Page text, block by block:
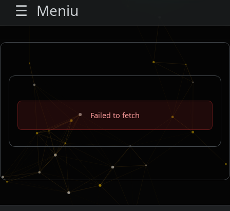
☰ Meniu
Failed to fetch